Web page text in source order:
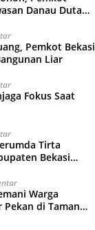
Danau Duta
Pemkot Bekasi
Liar
Fokus Saat
Tirta
Bekasi
Warga
Pekan di Taman